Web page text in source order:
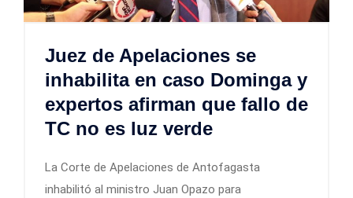
Juez de Apelaciones se
inhabilita en caso Dominga y
expertos afirman que fallo de
TC no es luz verde
La Corte de Apelaciones de Antofagasta
inhabilitó al ministro Juan Opazo para